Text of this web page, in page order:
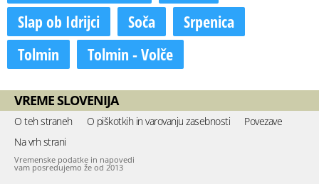
Slap ob Idrijci
Soča
Srpenica
Tolmin
Tolmin - Volče
VREME SLOVENIJA
O teh straneh O piškotkih in varovanju zasebnosti
Povezave
Na vrh strani
Vremenske podatke in napovedi
vam posredujemo že od 2013